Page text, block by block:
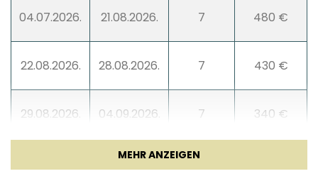
04.07.2026. 21.08.2026. 7 480 €
22.08.2026. 28.08.2026. 7 430 €
29.08.2026. 04.09.2026. 7 340 €
18.09.2026. 5